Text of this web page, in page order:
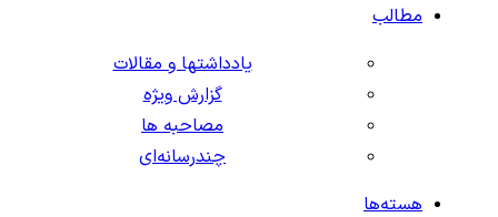
مطالب
یادداشتها و مقالات
گزارش ویژه
مصاحبه ها
چندرسانه‌ای
هسته‌ها